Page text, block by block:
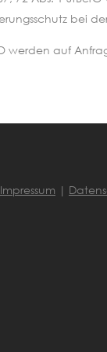
bei
auf
Impressum |